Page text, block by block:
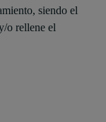
siendo el
o rellene el